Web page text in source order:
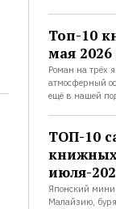
Топ-10
мая 2026
Роман на трёх
атмосферный
ещё в нашей
ТОП-10
июля-
Японский
Малайзию,